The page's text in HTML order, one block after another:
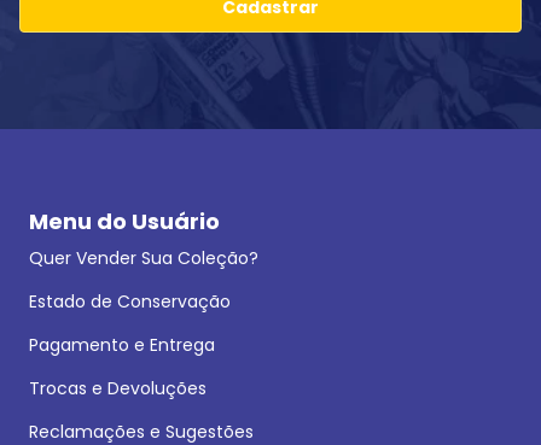
Cadastrar
Menu do Usuário
Quer Vender Sua Coleção?
Estado de Conservação
Pagamento e Entrega
Trocas e Devoluções
Reclamações e Sugestões